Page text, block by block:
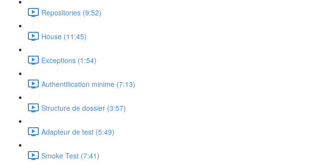
Repositories (9:52)
House (11:45)
Exceptions (1:54)
Authentification minime (7:13)
Structure de dossier (3:57)
Adapteur de test (5:49)
Smoke Test (7:41)